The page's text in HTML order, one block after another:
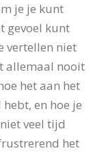
je je kunt
gevoel kunt
vertellen niet
allemaal nooit
het aan het
en hoe je
veel tijd
het